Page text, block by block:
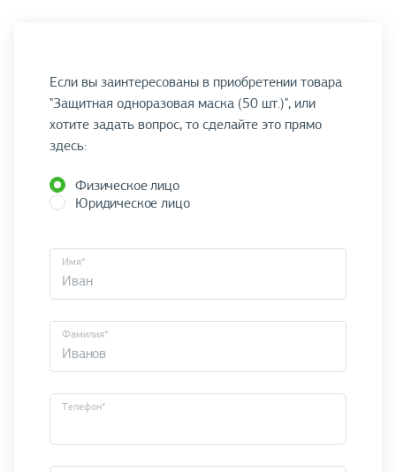
Если вы заинтересованы в приобретении товара
"Защитная одноразовая маска (50 шт.)", или
хотите задать вопрос, то сделайте это прямо
здесь:
Физическое лицо
Юридическое лицо
Имя*
Фамилия*
Телефон*